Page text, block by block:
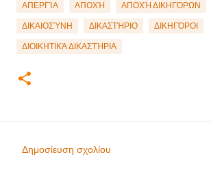
ΑΠΕΡΓΊΑ ΑΠΟΧΉ ΑΠΟΧΉ ΔΙΚΗΓΌΡΩΝ
ΔΙΚΑΙΟΣΎΝΗ ΔΙΚΑΣΤΉΡΙΟ ΔΙΚΗΓΌΡΟΙ
ΔΙΟΙΚΗΤΙΚΆ ΔΙΚΑΣΤΉΡΙΑ
Δημοσίευση σχολίου